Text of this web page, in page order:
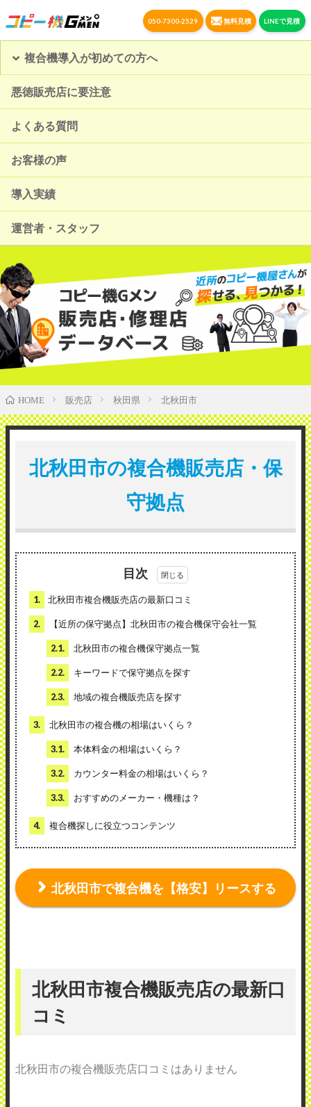
050-7300-2529 無料見積 LINEで見積
複合機導入が初めての方へ
悪徳販売店に要注意
よくある質問
お客様の声
導入実績
運営者・スタッフ
HOME 販売店 秋田県 北秋田市
北秋田市の複合機販売店・保
守拠点
目次
1. 北秋田市複合機販売店の最新口コミ
2. 【近所の保守拠点】北秋田市の複合機保守会社一覧
2.1. 北秋田市の複合機保守拠点一覧
2.2. キーワードで保守拠点を探す
2.3. 地域の複合機販売店を探す
3. 北秋田市の複合機の相場はいくら？
3.1. 本体料金の相場はいくら？
3.2. カウンター料金の相場はいくら？
3.3. おすすめのメーカー・機種は？
4. 複合機探しに役立つコンテンツ
北秋田市で複合機を【格安】リースする
北秋田市複合機販売店の最新口
コミ
北秋田市の複合機販売店口コミはありません